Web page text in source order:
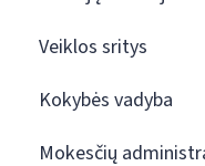
Veiklos sritys
Kokybės vadyba
Mokesčių